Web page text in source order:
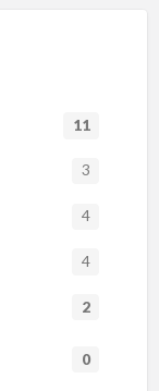
11
3
4
4
2
0